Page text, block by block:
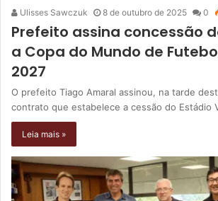
Ulisses Sawczuk 8 de outubro de 2025 0
Prefeito assina concessão
a Copa do Mundo de
2027
O prefeito Tiago Amaral assinou, na tarde
contrato que estabelece a cessão do Estádio
Leia mais »